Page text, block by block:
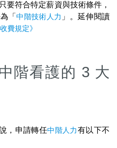
要符合特定薪資與技術條件，
「中階技術人力 」。延伸閱讀
費規定》
階看護的 3 大
，申請轉任中階人力有以下不